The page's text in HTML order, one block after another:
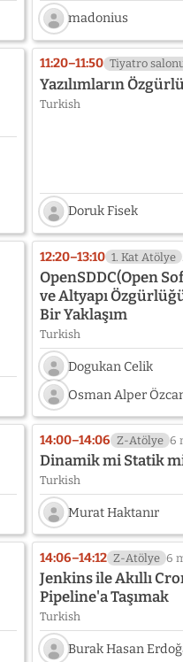
Speaker
photo
provided
yet:
madonius
11:20–11:50 Tiyatro
Yazılımların
Turkish
Speaker
photo
not
provided
yet:
Doruk
Fisek
Doruk Fisek
12:20–13:10 1. Kat Atölye
OpenSDDC(Open
ve Altyapı
Bir Yaklaşım
Turkish
Speaker
photo
not
provided
yet:
Dogukan
Celik
Dogukan Celik
Speaker
photo
not
provided
yet:
Osman
Alper
Özcan
Osman Alper
14:00–14:06 Z-Atölye 6
Dinamik mi Statik
Turkish
Speaker
photo
not
provided
yet:
Murat
Haktanır
Murat Haktanır
14:06–14:12 Z-Atölye 6
Jenkins ile Akıllı
Pipeline'a Taşımak
Turkish
Burak Hasan